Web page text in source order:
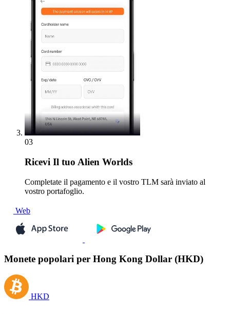
03
Ricevi Il tuo Alien Worlds
Completate il pagamento e il vostro TLM sarà inviato al
vostro portafoglio.
Web
Monete popolari per Hong Kong Dollar (HKD)
HKD